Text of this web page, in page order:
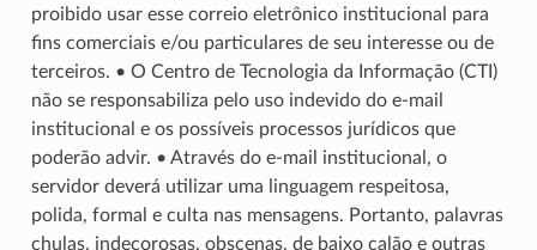
proibido usar esse correio eletrônico institucional para
fins comerciais e/ou particulares de seu interesse ou de
terceiros. • O Centro de Tecnologia da Informação (CTI)
não se responsabiliza pelo uso indevido do e-mail
institucional e os possíveis processos jurídicos que
poderão advir. • Através do e-mail institucional, o
servidor deverá utilizar uma linguagem respeitosa,
polida, formal e culta nas mensagens. Portanto, palavras
chulas, indecorosas, obscenas, de baixo calão e outras